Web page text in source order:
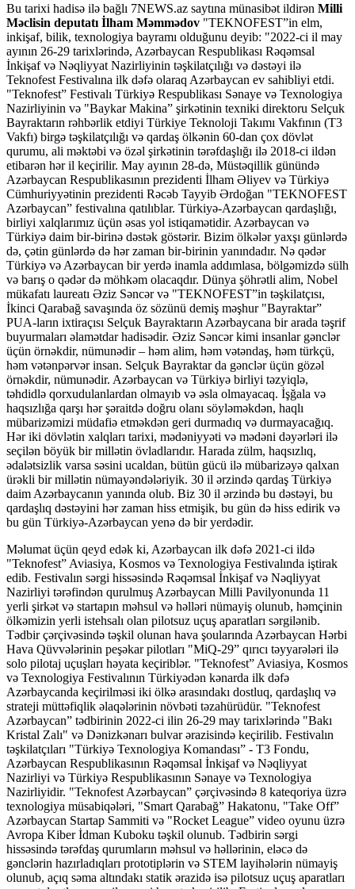
Bu tarixi hadisə ilə bağlı 7NEWS.az saytına münasibət ildirən Milli
Məclisin deputatı İlham Məmmədov "TEKNOFEST”in elm,
inkişaf, bilik, texnologiya bayramı olduğunu deyib: "2022-ci il may
ayının 26-29 tarixlərində, Azərbaycan Respublikası Rəqəmsal
İnkişaf və Nəqliyyat Nazirliyinin təşkilatçılığı və dəstəyi ilə
Teknofest Festivalına ilk dəfə olaraq Azərbaycan ev sahibliyi etdi.
"Teknofest” Festivalı Türkiyə Respublikası Sənaye və Texnologiya
Nazirliyinin və "Baykar Makina” şirkətinin texniki direktoru Selçuk
Bayraktarın rəhbərlik etdiyi Türkiye Teknoloji Takımı Vakfının (T3
Vakfı) birgə təşkilatçılığı və qardaş ölkənin 60-dan çox dövlət
qurumu, ali məktəbi və özəl şirkətinin tərəfdaşlığı ilə 2018-ci ildən
etibarən hər il keçirilir. May ayının 28-də, Müstəqillik günündə
Azərbaycan Respublikasının prezidenti İlham Əliyev və Türkiyə
Cümhuriyyətinin prezidenti Rəcəb Tayyib Ərdoğan "TEKNOFEST
Azərbaycan” festivalına qatılıblar. Türkiyə-Azərbaycan qardaşlığı,
birliyi xalqlarımız üçün əsas yol istiqamətidir. Azərbaycan və
Türkiyə daim bir-birinə dəstək göstərir. Bizim ölkələr yaxşı günlərdə
də, çətin günlərdə də hər zaman bir-birinin yanındadır. Nə qədər
Türkiyə və Azərbaycan bir yerdə inamla addımlasa, bölgəmizdə sülh
və barış o qədər də möhkəm olacaqdır. Dünya şöhrətli alim, Nobel
mükafatı laureatı Əziz Səncər və "TEKNOFEST”in təşkilatçısı,
İkinci Qarabağ savaşında öz sözünü demiş məşhur "Bayraktar”
PUA-ların ixtiraçısı Selçuk Bayraktarın Azərbaycana bir arada təşrif
buyurmaları əlamətdar hadisədir. Əziz Səncər kimi insanlar gənclər
üçün örnəkdir, nümunədir – həm alim, həm vətəndaş, həm türkçü,
həm vətənpərvər insan. Selçuk Bayraktar da gənclər üçün gözəl
örnəkdir, nümunədir. Azərbaycan və Türkiyə birliyi təzyiqlə,
təhdidlə qorxudulanlardan olmayıb və əsla olmayacaq. İşğala və
haqsızlığa qarşı hər şəraitdə doğru olanı söyləməkdən, haqlı
mübarizəmizi müdafiə etməkdən geri durmadıq və durmayacağıq.
Hər iki dövlətin xalqları tarixi, mədəniyyəti və mədəni dəyərləri ilə
seçilən böyük bir millətin övladlarıdır. Harada zülm, haqsızlıq,
ədalətsizlik varsa səsini ucaldan, bütün gücü ilə mübarizəyə qalxan
ürəkli bir millətin nümayəndələriyik. 30 il ərzində qardaş Türkiyə
daim Azərbaycanın yanında olub. Biz 30 il ərzində bu dəstəyi, bu
qardaşlıq dəstəyini hər zaman hiss etmişik, bu gün də hiss edirik və
bu gün Türkiyə-Azərbaycan yenə də bir yerdədir.
Məlumat üçün qeyd edək ki, Azərbaycan ilk dəfə 2021-ci ildə
"Teknofest” Aviasiya, Kosmos və Texnologiya Festivalında iştirak
edib. Festivalın sərgi hissəsində Rəqəmsal İnkişaf və Nəqliyyat
Nazirliyi tərəfindən qurulmuş Azərbaycan Milli Pavilyonunda 11
yerli şirkət və startapın məhsul və həlləri nümayiş olunub, həmçinin
ölkəmizin yerli istehsalı olan pilotsuz uçuş aparatları sərgilənib.
Tədbir çərçivəsində təşkil olunan hava şoularında Azərbaycan Hərbi
Hava Qüvvələrinin peşəkar pilotları "MiQ-29” qırıcı təyyarələri ilə
solo pilotaj uçuşları həyata keçiriblər. "Teknofest” Aviasiya, Kosmos
və Texnologiya Festivalının Türkiyədən kənarda ilk dəfə
Azərbaycanda keçirilməsi iki ölkə arasındakı dostluq, qardaşlıq və
strateji müttəfiqlik əlaqələrinin növbəti təzahürüdür. "Teknofest
Azərbaycan” tədbirinin 2022-ci ilin 26-29 may tarixlərində "Bakı
Kristal Zalı" və Dənizkənarı bulvar ərazisində keçirilib. Festivalın
təşkilatçıları "Türkiyə Texnologiya Komandası” - T3 Fondu,
Azərbaycan Respublikasının Rəqəmsal İnkişaf və Nəqliyyat
Nazirliyi və Türkiyə Respublikasının Sənaye və Texnologiya
Nazirliyidir. "Teknofest Azərbaycan” çərçivəsində 8 kateqoriya üzrə
texnologiya müsabiqələri, "Smart Qarabağ” Hakatonu, "Take Off”
Azərbaycan Startap Sammiti və "Rocket League” video oyunu üzrə
Avropa Kiber İdman Kuboku təşkil olunub. Tədbirin sərgi
hissəsində tərəfdaş qurumların məhsul və həllərinin, eləcə də
gənclərin hazırladıqları prototiplərin və STEM layihələrin nümayiş
olunub, açıq səma altındakı statik ərazidə isə pilotsuz uçuş aparatları